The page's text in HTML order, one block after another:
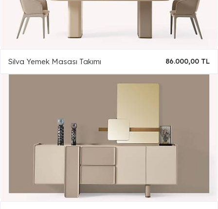
Silva Yemek Masası Takımı 86.000,00 TL